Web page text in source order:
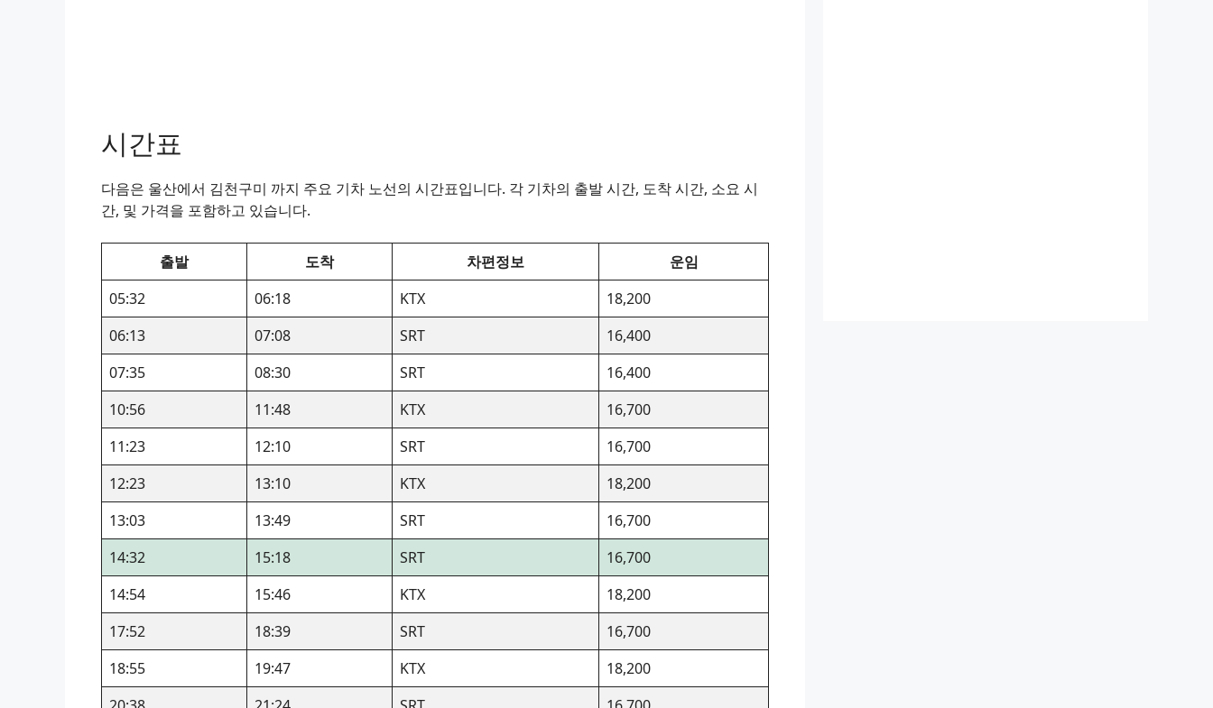
시간표
다음은 울산에서 김천구미 까지 주요 기차 노선의 시간표입니다. 각 기차의 출발 시간, 도착 시간, 소요 시
간, 및 가격을 포함하고 있습니다.
출발 도착 차편정보
운임
05:32
06:18 KTX
18,200
06:13
07:08 SRT
16,400
07:35
08:30 SRT
16,400
10:56
11:48 KTX
16,700
11:23
12:10 SRT
16,700
12:23
13:10 KTX
18,200
13:03
13:49 SRT
16,700
14:32
15:18 SRT
16,700
14:54
15:46 KTX
18,200
17:52
18:39 SRT
16,700
18:55
19:47 KTX
18,200